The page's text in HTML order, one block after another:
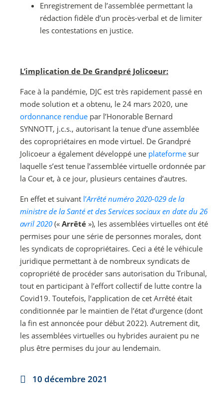
Enregistrement de l’assemblée permettant la
rédaction fidèle d’un procès-verbal et de limiter
les contestations en justice.
L’implication de De Grandpré Jolicoeur:
Face à la pandémie, DJC est très rapidement passé en
mode solution et a obtenu, le 24 mars 2020, une
ordonnance rendue par l’Honorable Bernard
SYNNOTT, j.c.s., autorisant la tenue d’une assemblée
des copropriétaires en mode virtuel. De Grandpré
Jolicoeur a également développé une plateforme sur
laquelle s’est tenue l’assemblée virtuelle ordonnée par
la Cour et, à ce jour, plusieurs centaines d’autres.
En effet et suivant l’Arrêté numéro 2020-029 de la
ministre de la Santé et des Services sociaux en date du 26
avril 2020 (« Arrêté »), les assemblées virtuelles ont été
permises pour une série de personnes morales, dont
les syndicats de copropriétaires. Ceci a été le véhicule
juridique permettant à de nombreux syndicats de
copropriété de procéder sans autorisation du Tribunal,
tout en participant à l’effort collectif de lutte contre la
Covid19. Toutefois, l’application de cet Arrêté était
conditionnée par le maintien de l’état d’urgence (dont
la fin est annoncée pour début 2022). Autrement dit,
les assemblées virtuelles ou hybrides auraient pu ne
plus être permises du jour au lendemain.
10 décembre 2021